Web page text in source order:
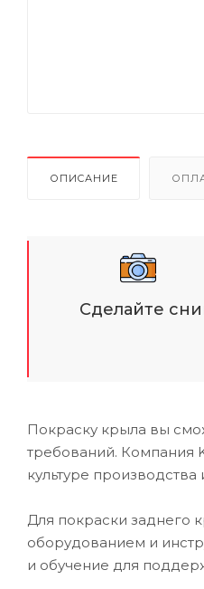
ОПИСАНИЕ
Сделайте
Покраску крыла вы
требований. Компания
культуре
Для покраски
оборудованием и
и обучение для